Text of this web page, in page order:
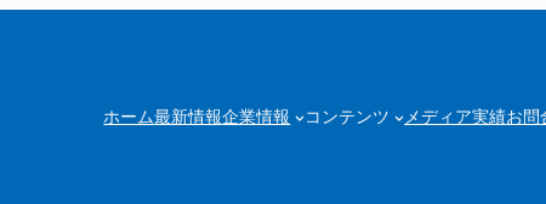
ホーム最新情報企業情報 コンテンツ メディア実績お問